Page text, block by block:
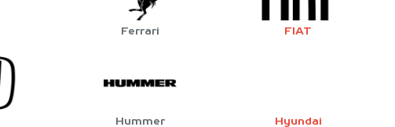
Ferrari FIAT
Hummer Hyundai